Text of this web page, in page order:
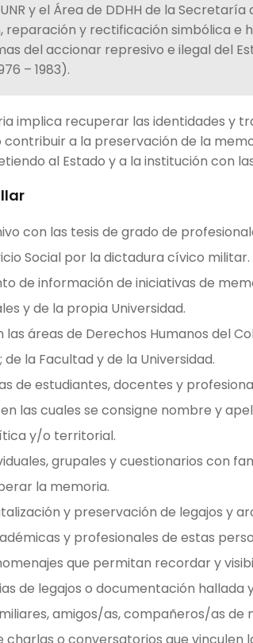
y el Área de DDHH de la
reparación y rectificación simbólica e
del accionar represivo e ilegal del
– 1983).
implica recuperar las identidades y
contribuir a la preservación de la
al Estado y a la institución con
con las tesis de grado de
Social por la dictadura cívico militar.
de información de iniciativas de
y de la propia Universidad.
áreas de Derechos Humanos del
la Facultad y de la Universidad.
de estudiantes, docentes y
las cuales se consigne nombre y
y/o territorial.
grupales y cuestionarios con
la memoria.
y preservación de legajos y
y profesionales de estas
que permitan recordar y
de legajos o documentación
amigos/as, compañeros/as de